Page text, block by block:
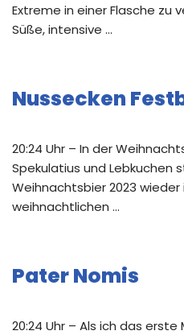
Extreme in einer Flasche zu
Süße, intensive …
Nussecken
20:24 Uhr – In der
Spekulatius und Lebkuchen
Weihnachtsbier 2023
weihnachtlichen …
Pater Nomis
20:24 Uhr – Als ich das